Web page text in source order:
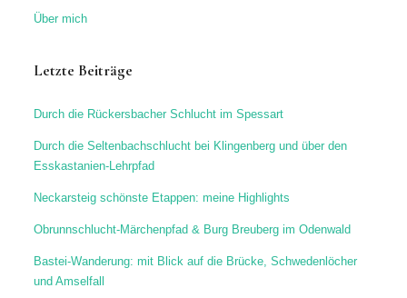
Über mich
Letzte Beiträge
Durch die Rückersbacher Schlucht im Spessart
Durch die Seltenbachschlucht bei Klingenberg und über den
Esskastanien-Lehrpfad
Neckarsteig schönste Etappen: meine Highlights
Obrunnschlucht-Märchenpfad & Burg Breuberg im Odenwald
Bastei-Wanderung: mit Blick auf die Brücke, Schwedenlöcher
und Amselfall